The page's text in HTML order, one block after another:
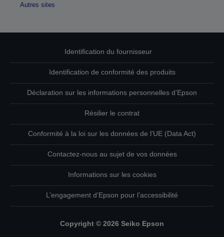
Autres sites
Identification du fournisseur
Identification de conformité des produits
Déclaration sur les informations personnelles d’Epson
Résilier le contrat
Conformité à la loi sur les données de l'UE (Data Act)
Contactez-nous au sujet de vos données
Informations sur les cookies
L’engagement d’Epson pour l’accessibilité
Copyright © 2026 Seiko Epson